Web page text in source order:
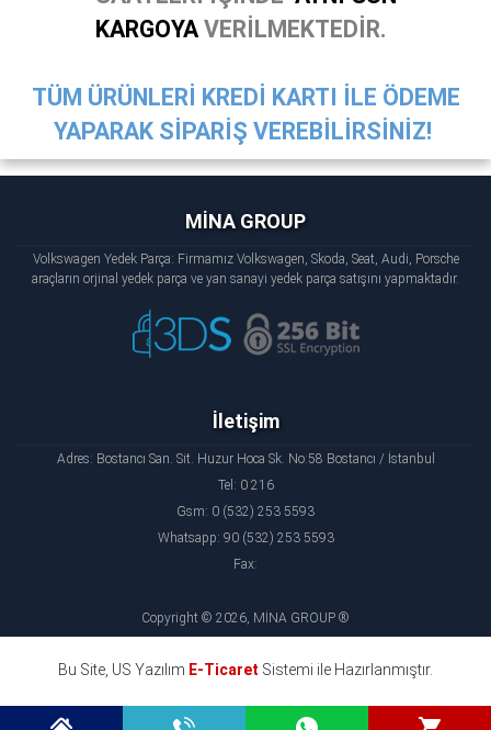
KARGOYA VERİLMEKTEDİR.
TÜM ÜRÜNLERİ KREDİ KARTI İLE ÖDEME
YAPARAK SİPARİŞ VEREBİLİRSİNİZ!
MİNA GROUP
Volkswagen Yedek Parça: Firmamız Volkswagen, Skoda, Seat, Audi, Porsche
araçların orjinal yedek parça ve yan sanayi yedek parça satışını yapmaktadır.
İletişim
Adres: Bostancı San. Sit. Huzur Hoca Sk. No:58 Bostancı / İstanbul
Tel: 0 216
Gsm: 0 (532) 253 5593
Whatsapp: 90 (532) 253 5593
Fax:
Copyright © 2026, MİNA GROUP ®
Bu Site, US Yazılım E-Ticaret Sistemi ile Hazırlanmıştır.